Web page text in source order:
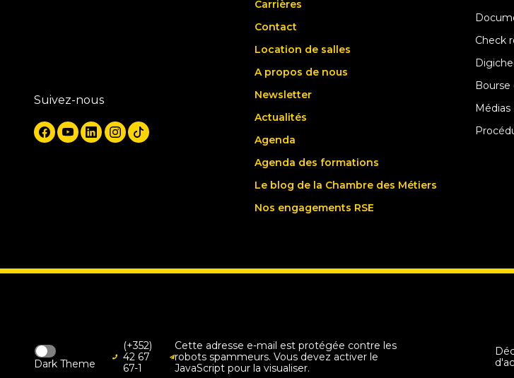
Suivez-nous
Carrières
Contact
Location de salles
A propos de nous
Newsletter
Actualités
Agenda
Agenda des formations
Le blog de la Chambre des Métiers
Nos engagements RSE
Check
Bourse
Médias
Dark Theme
(+352)
42 67
67-1
Cette adresse e-mail est protégée contre les
robots spammeurs. Vous devez activer le
JavaScript pour la visualiser.